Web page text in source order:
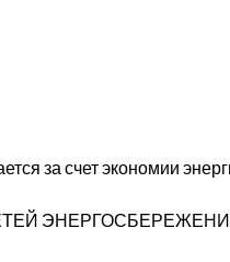
за счет экономии